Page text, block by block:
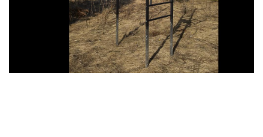
Станок гимнастический для растяжки